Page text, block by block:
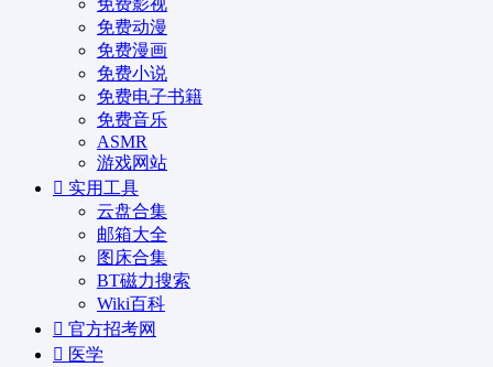
免费影视
免费动漫
免费漫画
免费小说
免费电子书籍
免费音乐
ASMR
游戏网站
实用工具
云盘合集
邮箱大全
图床合集
BT磁力搜索
Wiki百科
官方招考网
医学